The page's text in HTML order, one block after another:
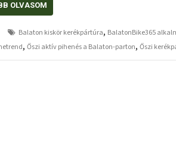
OLVASOM
Balaton kiskör kerékpártúra, BalatonBike365
, Őszi aktív pihenés a Balaton-parton, Őszi